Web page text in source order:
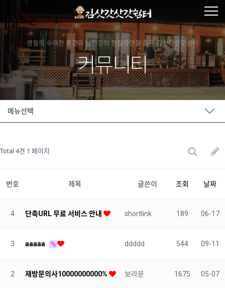
영월의 수려한 풍경과 남한강의 청정자연을 품은 김삿갓삿갓쉼터
커뮤니티
메뉴선택
Total 4건 1 페이지
번호 제목 글쓴이 조회 날짜
4 단축URL 무료 서비스 안내 shortlink 189 06-17
3 aaaaa ddddd 544 09-11
2 재방문의사10000000000% 보라문 1675 05-07